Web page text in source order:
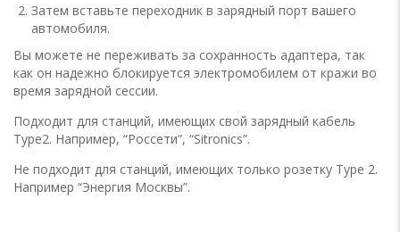
Затем вставьте переходник в зарядный порт вашего
автомобиля.
Вы можете не переживать за сохранность адаптера, так
как он надежно блокируется электромобилем от кражи во
время зарядной сессии.
Подходит для станций, имеющих свой зарядный кабель
Type2. Например, “Россети”, “Sitronics”.
Не подходит для станций, имеющих только розетку Type 2.
Например “Энергия Москвы”.